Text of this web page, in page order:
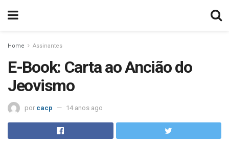
Home Assinantes
E-Book: Carta ao Ancião do
Jeovismo
por cacp 14 anos ago